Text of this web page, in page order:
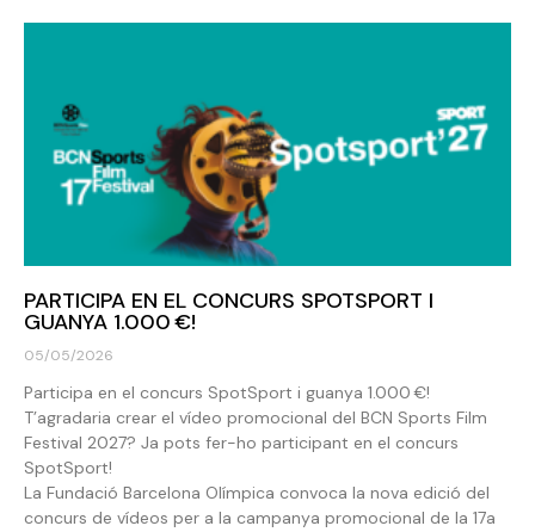
PARTICIPA EN EL CONCURS SPOTSPORT I
GUANYA 1.000 €!
05/05/2026
Participa en el concurs SpotSport i guanya 1.000 €!
T’agradaria crear el vídeo promocional del BCN Sports Film
Festival 2027? Ja pots fer-ho participant en el concurs
SpotSport!
La Fundació Barcelona Olímpica convoca la nova edició del
concurs de vídeos per a la campanya promocional de la 17a